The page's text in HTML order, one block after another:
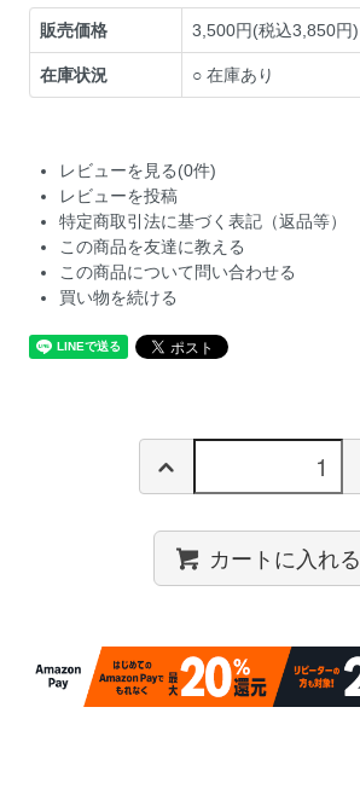
販売価格 3,500円(税込3,850円)
在庫状況 ○ 在庫あり
レビューを見る(0件)
レビューを投稿
特定商取引法に基づく表記（返品等）
この商品を友達に教える
この商品について問い合わせる
買い物を続ける
カートに入れる